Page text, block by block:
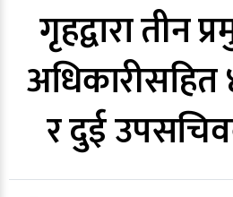
गृहद्वारा तीन
र दुई